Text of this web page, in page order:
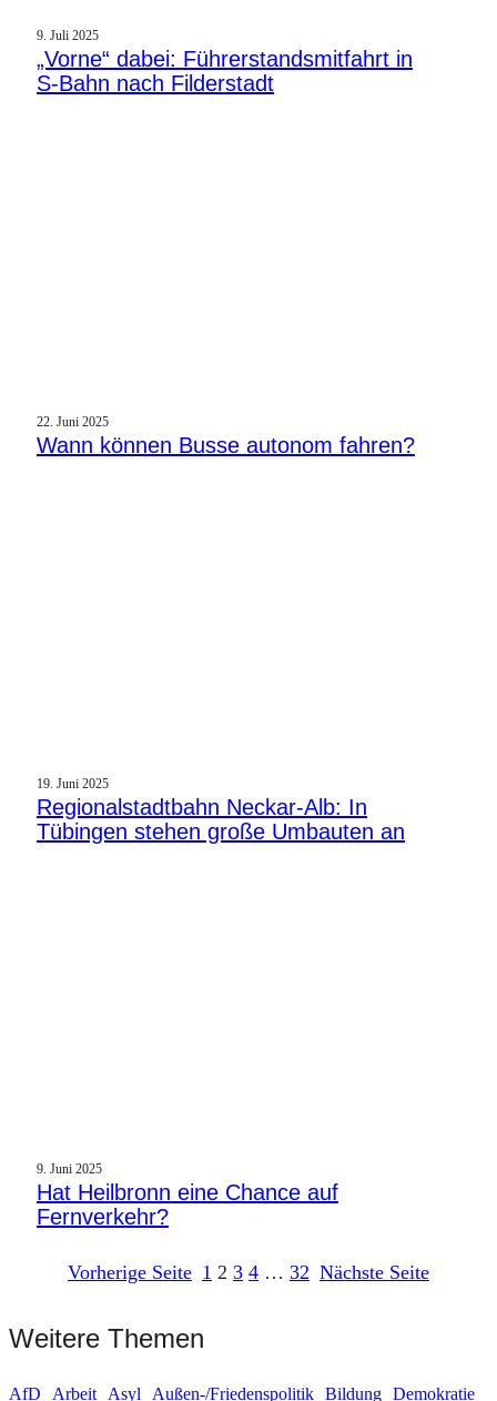
9. Juli 2025
„Vorne“ dabei: Führerstandsmitfahrt in
S‑Bahn nach Filderstadt
22. Juni 2025
Wann können Busse autonom fahren?
19. Juni 2025
Regionalstadtbahn Neckar-Alb: In
Tübingen stehen große Umbauten an
9. Juni 2025
Hat Heilbronn eine Chance auf
Fernverkehr?
Vorherige Seite 1 2 3 4 … 32 Nächste Seite
Weitere Themen
AfD Arbeit Asyl Außen-/Friedenspolitik Bildung Demokratie